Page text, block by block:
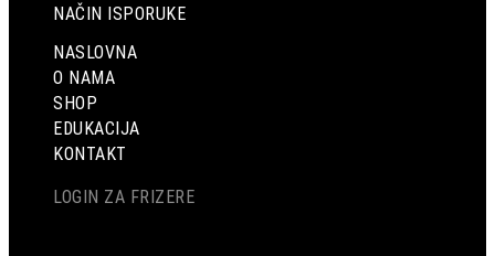
NAČIN ISPORUKE
NASLOVNA
O NAMA
SHOP
EDUKACIJA
KONTAKT
LOGIN ZA FRIZERE